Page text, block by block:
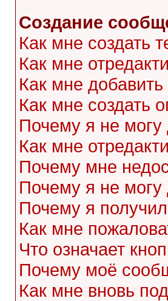
Создание
Как мне создать
Как мне
Как мне
Как мне создать
Почему я не могу
Как мне
Почему мне
Почему я не могу
Почему я
Как мне
Что означает
Почему моё
Как мне вновь